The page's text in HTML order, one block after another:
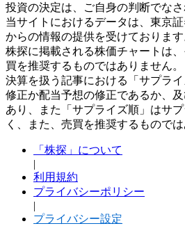
投資の決定は、ご自身の判断でな
当サイトにおけるデータは、東京
からの情報の提供を受けておりま
株探に掲載される株価チャートは
買を推奨するものではありません。
決算を扱う記事における「サプラ
修正か配当予想の修正であるか、
あり、また「サプライズ順」はサ
く、また、売買を推奨するものでは
「株探」について
|
利用規約
プライバシーポリシー
|
プライバシー設定